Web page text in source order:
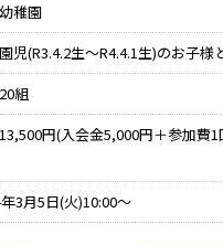
稚園
児(R3.4.2生～R4.4.1生)のお子様
組
円(入会金5,000円＋参加費
3月5日(火)10:00～